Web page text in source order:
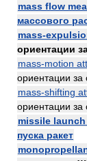
mass flow
массового
mass-
ориентации
mass-motion
ориентации
mass-shifting
ориентации
missile
пуска ракет